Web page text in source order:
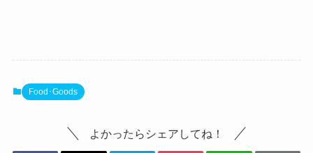
Food･Goods
よかったらシェアしてね！